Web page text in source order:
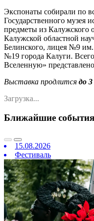
Экспонаты собирали по
Государственного музея
предметы из Калужского
Калужской областной
Белинского, лицея №9
№19 города Калуги.
Вселенную» представлено
Выставка продлится до
Загрузка...
Ближайшие события
15.08.2026
Фестиваль